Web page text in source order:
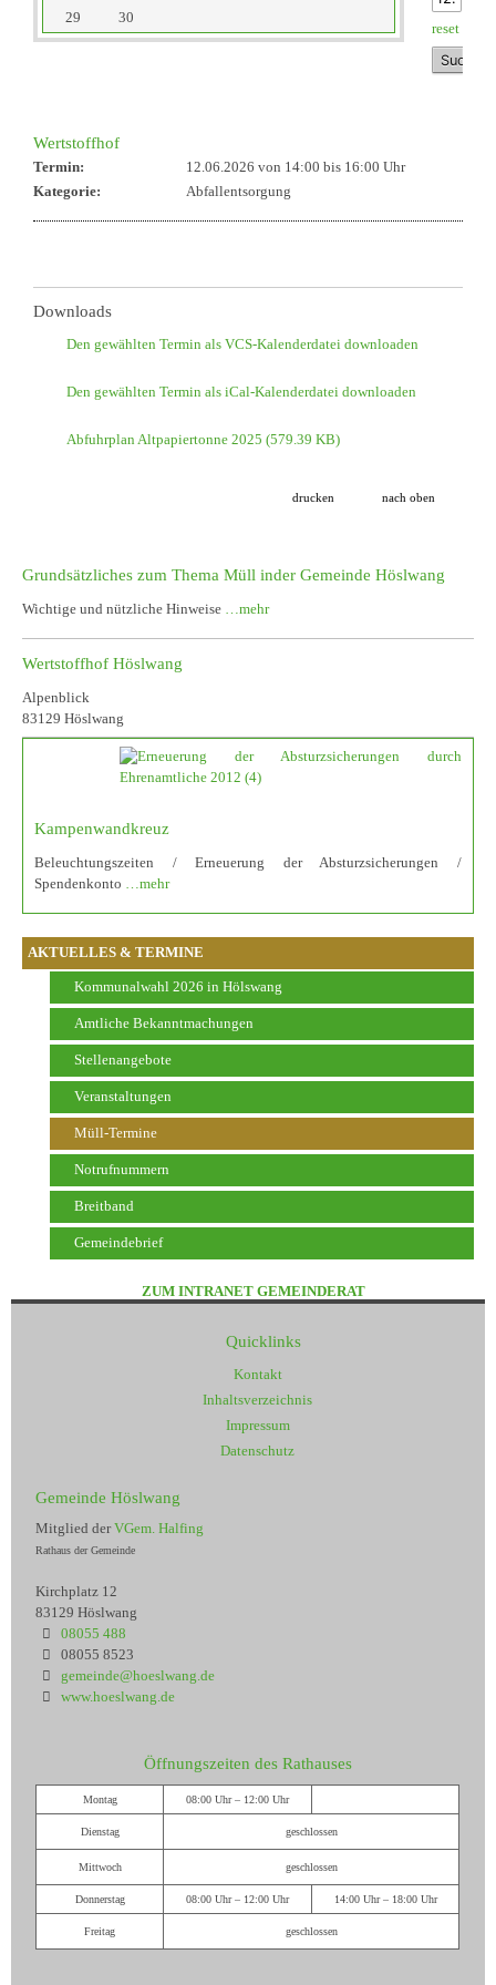
AKTUELLES & TERMINE
Kommunalwahl 2026 in Hölswang
Amtliche Bekanntmachungen
Stellenangebote
Veranstaltungen
Müll-Termine
Notrufnummern
Breitband
Gemeindebrief
29
30
reset
Wertstoffhof
Termin: 12.06.2026 von 14:00 bis 16:00 Uhr
Kategorie:
Abfallentsorgung
Downloads
Den gewählten Termin als VCS-Kalenderdatei downloaden
Den gewählten Termin als iCal-Kalenderdatei downloaden
Abfuhrplan Altpapiertonne 2025 (579.39 KB)
drucken nach oben
Grundsätzliches zum Thema Müll inder Gemeinde Höslwang
Wichtige und nützliche Hinweise …mehr
Wertstoffhof Höslwang
Alpenblick
83129 Höslwang
Kampenwandkreuz
Beleuchtungszeiten / Erneuerung der Absturzsicherungen /
Spendenkonto …mehr
ZUM INTRANET GEMEINDERAT
Quicklinks
Kontakt
Inhaltsverzeichnis
Impressum
Datenschutz
Gemeinde Höslwang
Mitglied derVGem. Halfing
Rathaus der Gemeinde
Kirchplatz 12
83129 Höslwang
08055 488
08055 8523
gemeinde@hoeslwang.de
www.hoeslwang.de
Öffnungszeiten des Rathauses
Montag 08:00 Uhr – 12:00 Uhr
Dienstag geschlossen
Mittwoch geschlossen
Donnerstag 08:00 Uhr – 12:00 Uhr 14:00 Uhr – 18:00 Uhr
Freitag geschlossen